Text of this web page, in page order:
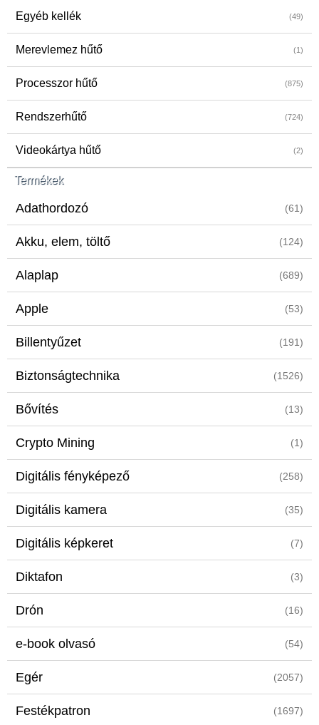
Egyéb kellék (49)
Merevlemez hűtő (1)
Processzor hűtő (875)
Rendszerhűtő (724)
Videokártya hűtő (2)
Termékek
Adathordozó (61)
Akku, elem, töltő (124)
Alaplap (689)
Apple (53)
Billentyűzet (191)
Biztonságtechnika (1526)
Bővítés (13)
Crypto Mining (1)
Digitális fényképező (258)
Digitális kamera (35)
Digitális képkeret (7)
Diktafon (3)
Drón (16)
e-book olvasó (54)
Egér (2057)
Festékpatron (1697)